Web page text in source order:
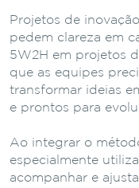
Projetos de
pedem clareza em
5W2H em projetos
que as equipes
transformar ideias
e prontos para
Ao integrar o
especialmente
acompanhar e